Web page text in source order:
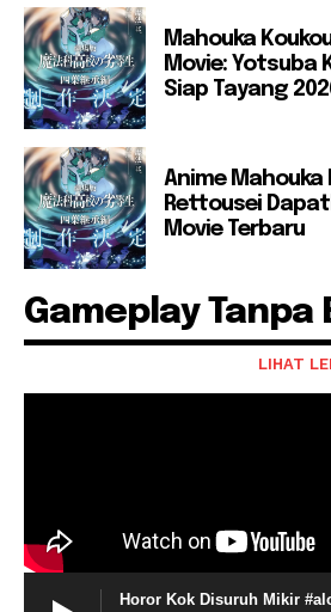
Mahouka
Movie: Yotsuba
Siap Tayang
Anime Mahouka
Rettousei
Movie Terbaru
Gameplay Tanpa
LIHAT
Horor Kok Disuruh Mikir